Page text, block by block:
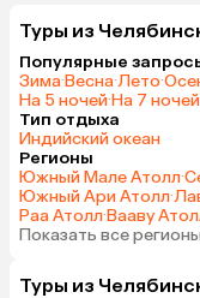
Туры из
Популярные
Зима·Весна·Лето·
На 5 ночей·На 7 ночей
Тип отдыха
Индийский океан
Регионы
Южный Мале Атолл·
Южный Ари Атолл·
Раа Атолл·Вааву
Показать все регионы
Туры из